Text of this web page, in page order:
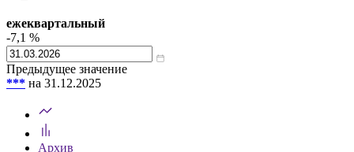
ежеквартальный
-7,1 %
Предыдущее значение
*** на 31.12.2025
Архив